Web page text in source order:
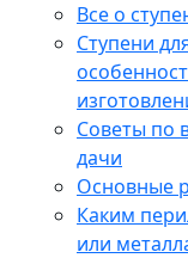
Все о
Ступени
Советы по
дачи
Основные
Каким
или